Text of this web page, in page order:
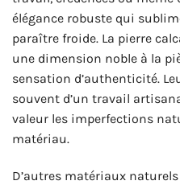
élégance robuste qui
paraître froide. La pierre
une dimension noble à la
sensation d’authenticité.
souvent d’un travail
valeur les imperfections
matériau.
D’autres matériaux